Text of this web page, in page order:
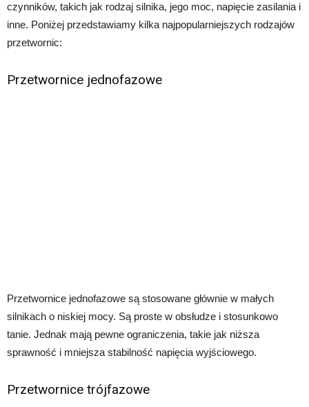
czynników, takich jak rodzaj silnika, jego moc, napięcie zasilania i
inne. Poniżej przedstawiamy kilka najpopularniejszych rodzajów
przetwornic:
Przetwornice jednofazowe
Przetwornice jednofazowe są stosowane głównie w małych
silnikach o niskiej mocy. Są proste w obsłudze i stosunkowo
tanie. Jednak mają pewne ograniczenia, takie jak niższa
sprawność i mniejsza stabilność napięcia wyjściowego.
Przetwornice trójfazowe